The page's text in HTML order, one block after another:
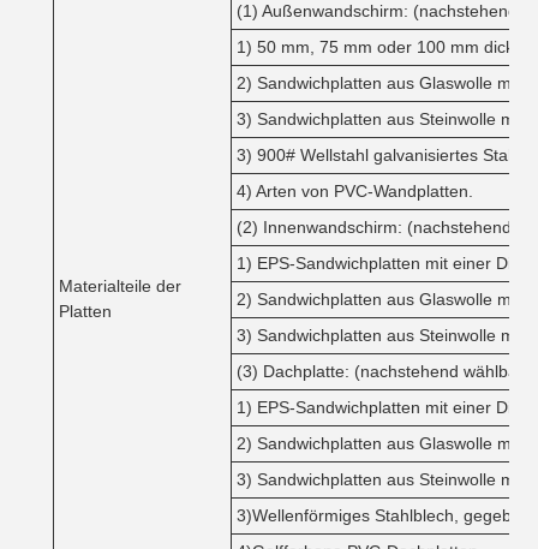
Materialteile der
Platten
(1) Außenwandschirm: (nachstehend
1) 50 mm, 75 mm oder 100 mm dicke
2) Sandwichplatten aus Glaswolle mit
3) Sandwichplatten aus Steinwolle mit
3) 900# Wellstahl galvanisiertes
4) Arten von PVC-Wandplatten.
(2) Innenwandschirm: (nachstehend
1) EPS-Sandwichplatten mit einer
2) Sandwichplatten aus Glaswolle mit
3) Sandwichplatten aus Steinwolle mit
(3) Dachplatte: (nachstehend wählbar)
1) EPS-Sandwichplatten mit einer
2) Sandwichplatten aus Glaswolle mit
3) Sandwichplatten aus Steinwolle mit
3)Wellenförmiges Stahlblech,